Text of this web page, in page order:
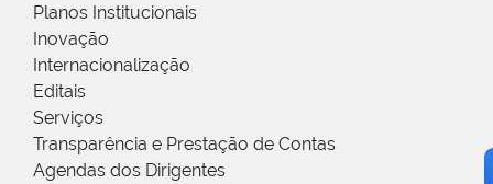
Planos Institucionais
Inovação
Internacionalização
Editais
Serviços
Transparência e Prestação de Contas
Agendas dos Dirigentes